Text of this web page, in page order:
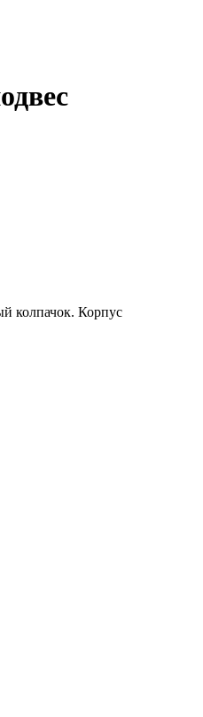
колпачок. Корпус